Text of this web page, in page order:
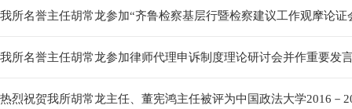
我所名誉主任胡常龙参加“齐鲁检察基层行暨检察建议工作观摩论证
我所名誉主任胡常龙参加律师代理申诉制度理论研讨会并作重要发
热烈祝贺我所胡常龙主任、董宪鸿主任被评为中国政法大学2016－